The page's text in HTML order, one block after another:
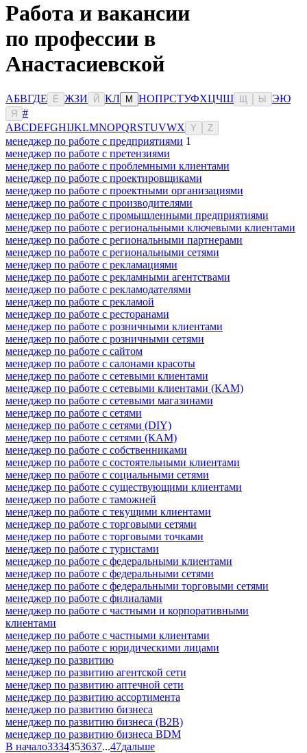
Работа и вакансии
по профессии в
Анастасиевской
АБВГДЕ Ё ЖЗИ Й КЛ М НОПРСТУФХЦЧШ Ы ЭЮ
Я
#
ABCDEFGHIJKLMNOPQRSTUVWX Y Z
менеджер по работе с предприятиями 1
менеджер по работе с претензиями
менеджер по работе с проблемными клиентами
менеджер по работе с проектировщиками
менеджер по работе с проектными организациями
менеджер по работе с производителями
менеджер по работе с промышленными предприятиями
менеджер по работе с региональными ключевыми клиентами
менеджер по работе с региональными партнерами
менеджер по работе с региональными сетями
менеджер по работе с рекламациями
менеджер по работе с рекламными агентствами
менеджер по работе с рекламодателями
менеджер по работе с рекламой
менеджер по работе с ресторанами
менеджер по работе с розничными клиентами
менеджер по работе с розничными сетями
менеджер по работе с сайтом
менеджер по работе с салонами красоты
менеджер по работе с сетевыми клиентами
менеджер по работе с сетевыми клиентами (КАМ)
менеджер по работе с сетевыми магазинами
менеджер по работе с сетями
менеджер по работе с сетями (DIY)
менеджер по работе с сетями (КАМ)
менеджер по работе с собственниками
менеджер по работе с состоятельными клиентами
менеджер по работе с социальными сетями
менеджер по работе с существующими клиентами
менеджер по работе с таможней
менеджер по работе с текущими клиентами
менеджер по работе с торговыми сетями
менеджер по работе с торговыми точками
менеджер по работе с туристами
менеджер по работе с федеральными клиентами
менеджер по работе с федеральными сетями
менеджер по работе с федеральными торговыми сетями
менеджер по работе с филиалами
менеджер по работе с частными и корпоративными
клиентами
менеджер по работе с частными клиентами
менеджер по работе с юридическими лицами
менеджер по развитию
менеджер по развитию агентской сети
менеджер по развитию аптечной сети
менеджер по развитию ассортимента
менеджер по развитию бизнеса
менеджер по развитию бизнеса (B2B)
менеджер по развитию бизнеса BDM
В начало3334353637...47дальше